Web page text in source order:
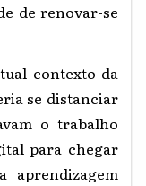
de renovar-se
contexto da
se distanciar
o trabalho
para chegar
aprendizagem